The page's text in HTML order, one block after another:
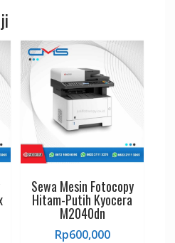
Sewa Mesin Fotocopy
Hitam-Putih Kyocera
M2040dn
Rp600,000